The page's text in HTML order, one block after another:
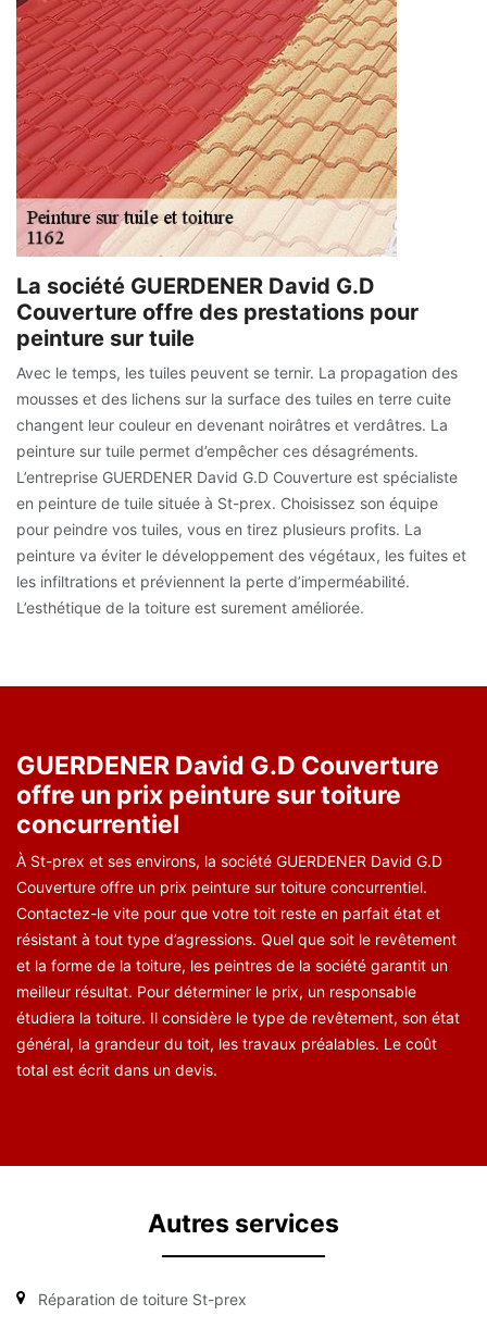
La société GUERDENER David G.D
Couverture offre des prestations pour
peinture sur tuile
Avec le temps, les tuiles peuvent se ternir. La propagation des
mousses et des lichens sur la surface des tuiles en terre cuite
changent leur couleur en devenant noirâtres et verdâtres. La
peinture sur tuile permet d’empêcher ces désagréments.
L’entreprise GUERDENER David G.D Couverture est spécialiste
en peinture de tuile située à St-prex. Choisissez son équipe
pour peindre vos tuiles, vous en tirez plusieurs profits. La
peinture va éviter le développement des végétaux, les fuites et
les infiltrations et préviennent la perte d’imperméabilité.
L’esthétique de la toiture est surement améliorée.
GUERDENER David G.D Couverture
offre un prix peinture sur toiture
concurrentiel
À St-prex et ses environs, la société GUERDENER David G.D
Couverture offre un prix peinture sur toiture concurrentiel.
Contactez-le vite pour que votre toit reste en parfait état et
résistant à tout type d’agressions. Quel que soit le revêtement
et la forme de la toiture, les peintres de la société garantit un
meilleur résultat. Pour déterminer le prix, un responsable
étudiera la toiture. Il considère le type de revêtement, son état
général, la grandeur du toit, les travaux préalables. Le coût
total est écrit dans un devis.
Autres services
Réparation de toiture St-prex